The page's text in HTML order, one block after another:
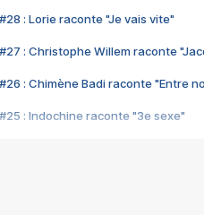
#28 : Lorie raconte "Je vais vite"
#27 : Christophe Willem raconte
#26 : Chimène Badi raconte "Entre
#25 : Indochine raconte "3e sexe"